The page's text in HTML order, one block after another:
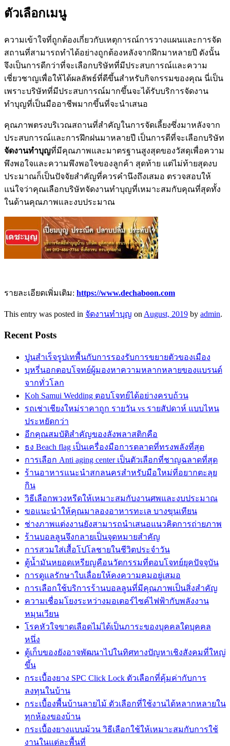
ตัวเลือกเมนู
ความเข้าใจที่ถูกต้องเกี่ยวกับเหตุการณ์การวางแผนและการจัด
สถานที่สามารถทำได้อย่างถูกต้องหลังจากฝึกมาหลายปี ดังนั้น
จึงเป็นการดีกว่าที่จะเลือกบริษัทที่มีประสบการณ์และความ
เชี่ยวชาญเพื่อให้ได้ผลลัพธ์ที่ดีขึ้นสำหรับกิจกรรมของคุณ นี่เป็น
เพราะบริษัทที่มีประสบการณ์มากขึ้นจะได้รับบริการจัดงาน
ทำบุญที่เป็นมืออาชีพมากขึ้นที่จะนำเสนอ
คุณภาพตรงบริเวณสถานที่สำคัญในการจัดเลี้ยงซึ่งมาหลังจาก
ประสบการณ์และการฝึกฝนมาหลายปี เป็นการดีที่จะเลือกบริษัท
จัดงานทำบุญที่มีคุณภาพและมาตรฐานสูงสุดของวัสดุเพื่อความ
พึงพอใจและความพึงพอใจของลูกค้า สุดท้าย แต่ไม่ท้ายสุดงบ
ประมาณก็เป็นปัจจัยสำคัญที่ควรคำนึงถึงเสมอ ตรวจสอบให้
แน่ใจว่าคุณเลือกบริษัทจัดงานทำบุญที่เหมาะสมกับคุณที่สุดทั้ง
ในด้านคุณภาพและงบประมาณ
รายละเอียดเพิ่มเติม: https://www.dechaboon.com
This entry was posted in จัดงานทำบุญ on August, 2019 by admin.
Recent Posts
ปูนสำเร็จรูปเทพื้นกับการรองรับการขยายตัวของเมือง
บุหรี่นอกตอบโจทย์ผู้มองหาความหลากหลายของแบรนด์
จากทั่วโลก
Koh Samui Wedding ตอบโจทย์ได้อย่างครบถ้วน
รถเช่าเชียงใหม่ราคาถูก รายวัน vs รายสัปดาห์ แบบไหน
ประหยัดกว่า
อีกคุณสมบัติสำคัญของลังพลาสติกคือ
ธง Beach flag เป็นเครื่องมือการตลาดที่ทรงพลังที่สุด
การเลือก Anti aging center เป็นตัวเลือกที่ชาญฉลาดที่สุด
ร้านอาหารแนะนำสกลนครสำหรับมือใหม่ที่อยากตะลุย
กิน
วิธีเลือกพวงหรีดให้เหมาะสมกับงานศพและงบประมาณ
ขอแนะนำให้คุณมาลองอาหารทะเล บางขุนเทียน
ช่างภาพแต่งงานยังสามารถนำเสนอแนวคิดการถ่ายภาพ
ร้านบอลลูนจึงกลายเป็นจุดหมายสำคัญ
การสวมใส่เสื้อโปโลชายในชีวิตประจำวัน
ตู้น้ำมันหยอดเหรียญคือนวัตกรรมที่ตอบโจทย์ยุคปัจจุบัน
การดูแลรักษาใบเลื่อยให้คงความคมอยู่เสมอ
การเลือกใช้บริการร้านบอลลูนที่มีคุณภาพเป็นสิ่งสำคัญ
ความเชื่อมโยงระหว่างมอเตอร์ไซค์ไฟฟ้ากับพลังงาน
หมุนเวียน
โรคหัวใจขาดเลือดไม่ได้เป็นภาระของบุคคลใดบุคคล
หนึ่ง
ตู้เก็บของยังอาจพัฒนาไปในทิศทางปัญหาเชิงสังคมที่ใหญ่
ขึ้น
กระเบื้องยาง SPC Click Lock ตัวเลือกที่คุ้มค่ากับการ
ลงทุนในบ้าน
กระเบื้องพื้นบ้านลายไม้ ตัวเลือกที่ใช้งานได้หลากหลายใน
ทุกห้องของบ้าน
กระเบื้องยางแบบม้วน วิธีเลือกใช้ให้เหมาะสมกับการใช้
งานในแต่ละพื้นที่